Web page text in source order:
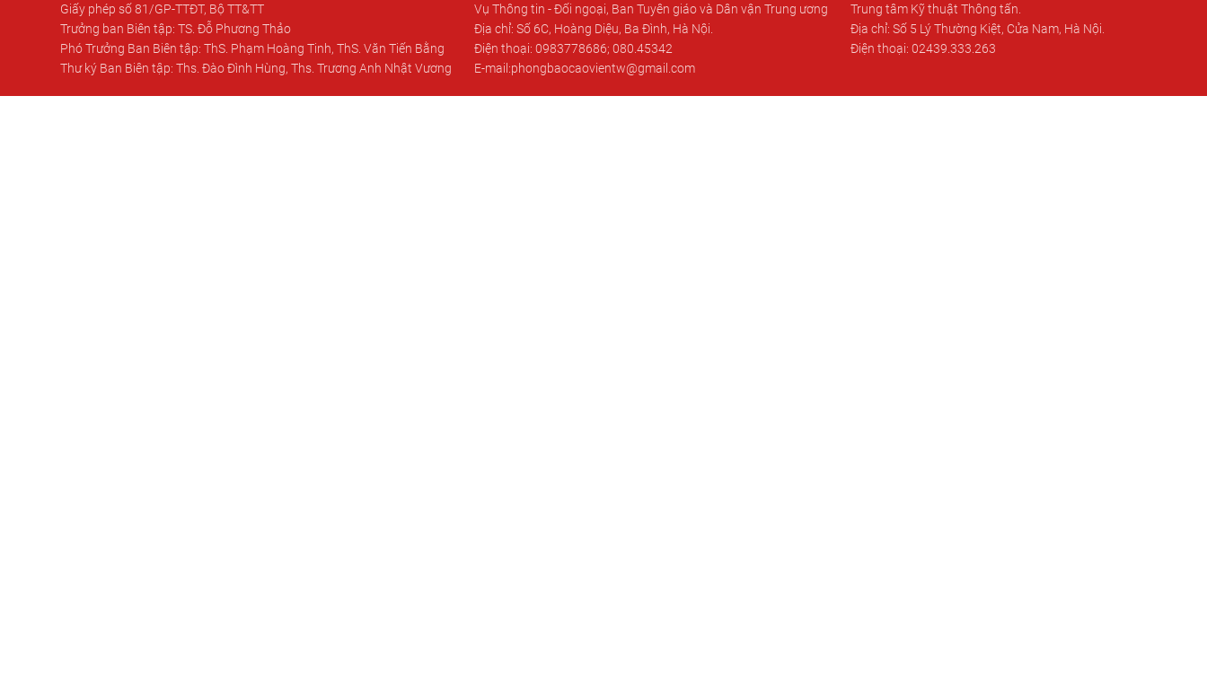
Giấy phép số 81/GP-TTĐT, Bộ TT&TT
Trưởng ban Biên tập: TS. Đỗ Phương Thảo
Phó Trưởng Ban Biên tập: ThS. Phạm Hoàng Tinh, ThS. Văn Tiến Bằng
Thư ký Ban Biên tập: Ths. Đào Đình Hùng, Ths. Trương Anh Nhật Vương
Vụ Thông tin - Đối ngoại, Ban Tuyên giáo và Dân vận Trung ương
Địa chỉ: Số 6C, Hoàng Diệu, Ba Đình, Hà Nội.
Điện thoại: 0983778686; 080.45342
E-mail:phongbaocaovientw@gmail.com
Trung tâm Kỹ thuật Thông tấn.
Địa chỉ: Số 5 Lý Thường Kiệt, Cửa Nam, Hà Nội.
Điện thoại: 02439.333.263